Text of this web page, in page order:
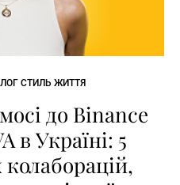
СТИЛЬ ЖИТТЯ
до Binance
в Україні: 5